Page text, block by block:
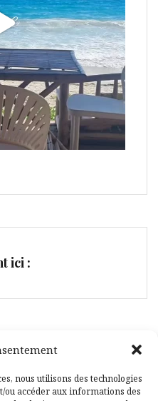
nous utilisons des technologies
ou accéder aux informations des
ici :